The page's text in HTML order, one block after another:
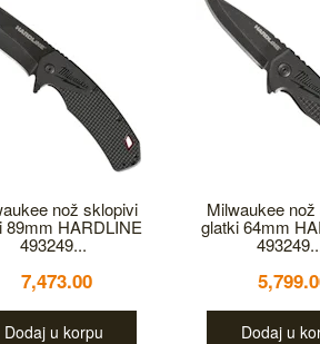
nož sklopivi
89mm HARDLINE
493249...
7,473.00
Dodaj u korpu
Milwaukee
glatki 64mm
Dodaj u